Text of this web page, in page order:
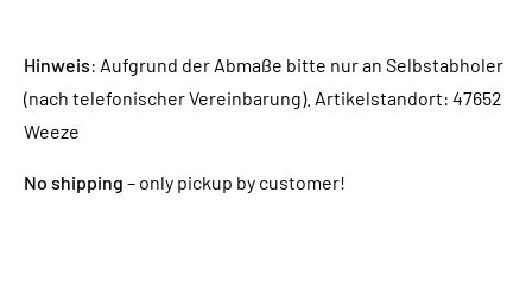
Hinweis: Aufgrund der Abmaße bitte nur an Selbstabholer
(nach telefonischer Vereinbarung). Artikelstandort: 47652
Weeze
No shipping – only pickup by customer!